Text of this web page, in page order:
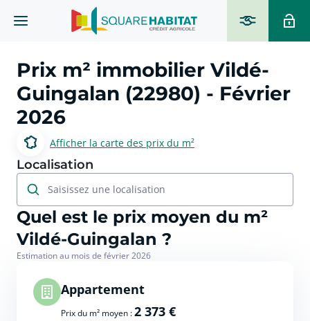
Prix m² immobilier Vildé-
Guingalan (22980) - Février
2026
Afficher la carte des prix du m²
Localisation
Saisissez une localisation
Quel est le prix moyen du m²
Vildé-Guingalan ?
Estimation au mois de février 2026
Appartement
Prix du m² moyen :2 373 €